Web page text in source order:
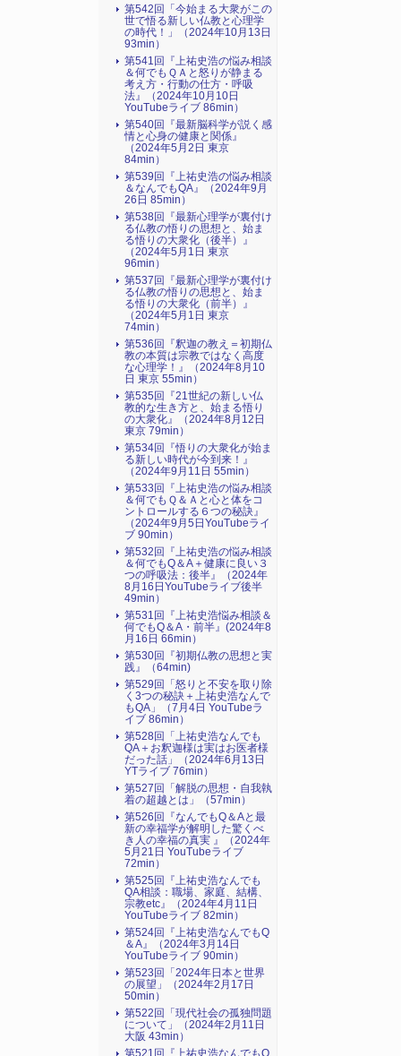
第542回「今始まる大衆がこの
世で悟る新しい仏教と心理学
の時代！」（2024年10月13日
93min）
第541回『上祐史浩の悩み相談
＆何でもＱＡと怒りが静まる
考え方・行動の仕方・呼吸
法』（2024年10月10日
YouTubeライブ 86min）
第540回『最新脳科学が説く感
情と心身の健康と関係』
（2024年5月2日 東京
84min）
第539回『上祐史浩の悩み相談
＆なんでもQA』（2024年9月
26日 85min）
第538回『最新心理学が裏付け
る仏教の悟りの思想と、始ま
る悟りの大衆化（後半）』
（2024年5月1日 東京
96min）
第537回『最新心理学が裏付け
る仏教の悟りの思想と、始ま
る悟りの大衆化（前半）』
（2024年5月1日 東京
74min）
第536回『釈迦の教え＝初期仏
教の本質は宗教ではなく高度
な心理学！』（2024年8月10
日 東京 55min）
第535回『21世紀の新しい仏
教的な生き方と、始まる悟り
の大衆化』（2024年8月12日
東京 79min）
第534回『悟りの大衆化が始ま
る新しい時代が今到来！』
（2024年9月11日 55min）
第533回『上祐史浩の悩み相談
＆何でもＱ＆Ａと心と体をコ
ントロールする６つの秘訣』
（2024年9月5日YouTubeライ
ブ 90min）
第532回『上祐史浩の悩み相談
＆何でもQ＆A＋健康に良い３
つの呼吸法：後半』（2024年
8月16日YouTubeライブ後半
49min）
第531回『上祐史浩悩み相談＆
何でもQ＆A・前半』(2024年8
月16日 66min）
第530回『初期仏教の思想と実
践』（64min)
第529回「怒りと不安を取り除
く3つの秘訣＋上祐史浩なんで
もQA」（7月4日 YouTubeラ
イブ 86min）
第528回「上祐史浩なんでも
QA＋お釈迦様は実はお医者様
だった話」（2024年6月13日
YTライブ 76min）
第527回「解脱の思想・自我執
着の超越とは」（57min）
第526回『なんでもQ＆Aと最
新の幸福学が解明した驚くべ
き人の幸福の真実 』（2024年
5月21日 YouTubeライブ
72min）
第525回『上祐史浩なんでも
QA相談：職場、家庭、結構、
宗教etc』（2024年4月11日
YouTubeライブ 82min）
第524回『上祐史浩なんでもQ
＆A』（2024年3月14日
YouTubeライブ 90min）
第523回「2024年日本と世界
の展望」（2024年2月17日
50min）
第522回「現代社会の孤独問題
について」（2024年2月11日
大阪 43min）